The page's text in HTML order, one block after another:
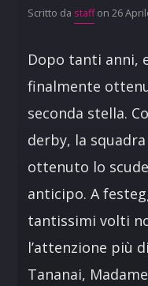
Scritto da staffon 26
Dopo tanti anni,
finalmente
seconda stella.
derby, la
ottenuto lo
anticipo. A
tantissimi volti
l’attenzione più
Tananai,